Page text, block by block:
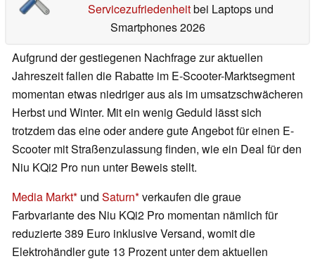
Servicezufriedenheitbei Laptops und
Smartphones 2026
Aufgrund der gestiegenen Nachfrage zur aktuellen
Jahreszeit fallen die Rabatte im E-Scooter-Marktsegment
momentan etwas niedriger aus als im umsatzschwächeren
Herbst und Winter. Mit ein wenig Geduld lässt sich
trotzdem das eine oder andere gute Angebot für einen E-
Scooter mit Straßenzulassung finden, wie ein Deal für den
Niu KQi2 Pro nun unter Beweis stellt.
Media Markt und Saturn verkaufen die graue
Farbvariante des Niu KQi2 Pro momentan nämlich für
reduzierte 389 Euro inklusive Versand, womit die
Elektrohändler gute 13 Prozent unter dem aktuellen